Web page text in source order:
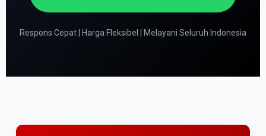
Respons Cepat | Harga Fleksibel | Melayani Seluruh Indonesia